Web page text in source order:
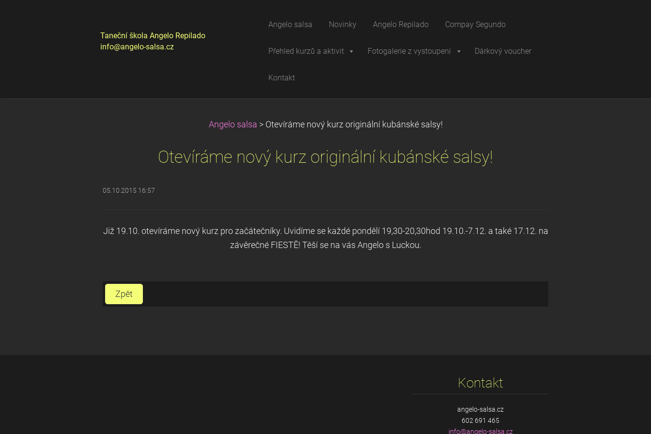
Taneční škola Angelo Repilado
info@angelo-salsa.cz
Angelo salsa Novinky Angelo Repilado Compay Segundo
Přehled kurzů a aktivit Fotogalerie z vystoupení Dárkový voucher
Kontakt
Angelo salsa > Otevíráme nový kurz originální kubánské salsy!
Otevíráme nový kurz originální kubánské salsy!
05.10.2015 16:57
Již 19.10. otevíráme nový kurz pro začátečníky. Uvidíme se každé pondělí 19,30-20,30hod 19.10.-7.12. a také 17.12. na
závěrečné FIESTĚ! Těší se na vás Angelo s Luckou.
Zpět
Kontakt
angelo-salsa.cz
602 691 465
info@angelo-salsa.cz